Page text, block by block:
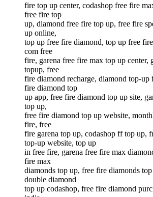
fire top up center, codashop free fire
free fire top
up, diamond free fire top up, free fire
up online,
top up free fire diamond, top up free
com free
fire, garena free fire max top up center,
topup, free
fire diamond recharge, diamond top-up
fire diamond top
up app, free fire diamond top up site,
top up,
free fire diamond top up website,
fire, free
fire garena top up, codashop ff top up,
top-up website, top up
in free fire, garena free fire max
fire max
diamonds top up, free fire diamonds
double diamond
top up codashop, free fire diamond